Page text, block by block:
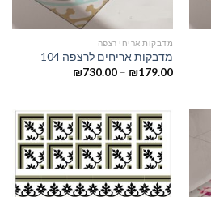
מדבקות אריחי רצפה
מדבקות אריחים לרצפה 104
₪179.00
–
₪730.00